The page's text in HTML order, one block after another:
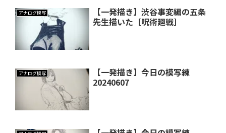
アナログ模写
【一発描き】渋谷事変編の五条
先生描いた［呪術廻戦］
アナログ模写
【一発描き】今日の模写練
20240607